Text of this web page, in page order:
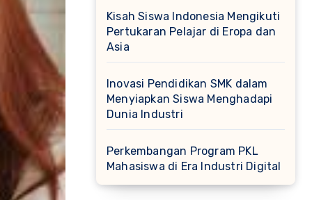
Kisah Siswa Indonesia Mengikuti
Pertukaran Pelajar di Eropa dan
Asia
Inovasi Pendidikan SMK dalam
Menyiapkan Siswa Menghadapi
Dunia Industri
Perkembangan Program PKL
Mahasiswa di Era Industri Digital